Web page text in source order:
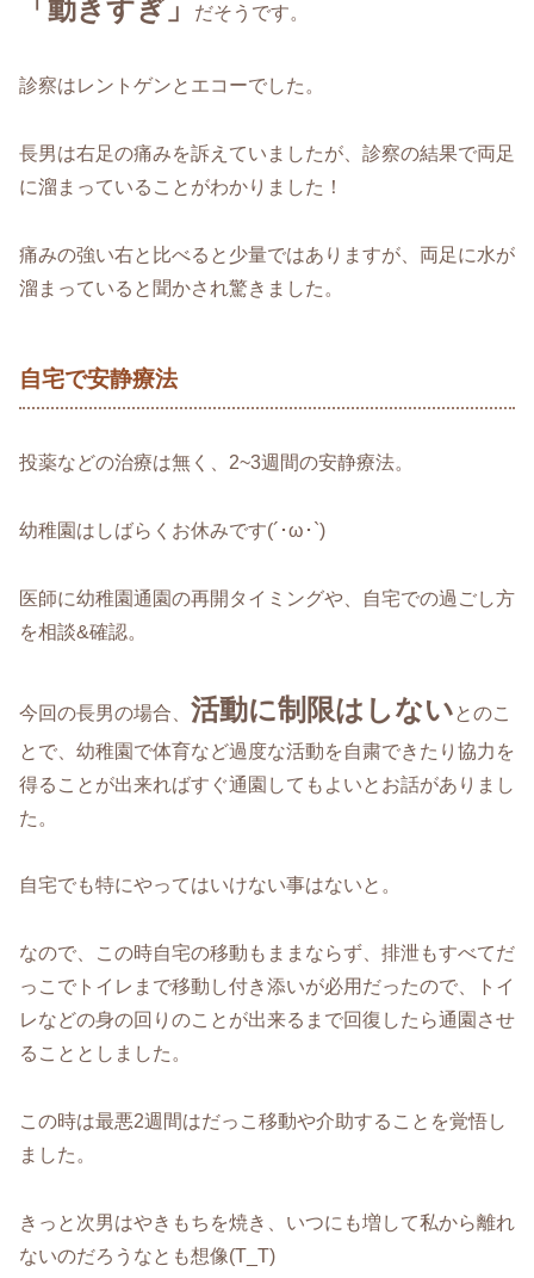
「動きすぎ」 だそうです。
診察はレントゲンとエコーでした。
長男は右足の痛みを訴えていましたが、診察の結果で両足
に溜まっていることがわかりました！
痛みの強い右と比べると少量ではありますが、両足に水が
溜まっていると聞かされ驚きました。
自宅で安静療法
投薬などの治療は無く、2~3週間の安静療法。
幼稚園はしばらくお休みです(´･ω･`)
医師に幼稚園通園の再開タイミングや、自宅での過ごし方
を相談&確認。
今回の長男の場合、 活動に制限はしないとのこ
とで、幼稚園で体育など過度な活動を自粛できたり協力を
得ることが出来ればすぐ通園してもよいとお話がありまし
た。
自宅でも特にやってはいけない事はないと。
なので、この時自宅の移動もままならず、排泄もすべてだ
っこでトイレまで移動し付き添いが必用だったので、トイ
レなどの身の回りのことが出来るまで回復したら通園させ
ることとしました。
この時は最悪2週間はだっこ移動や介助することを覚悟し
ました。
きっと次男はやきもちを焼き、いつにも増して私から離れ
ないのだろうなとも想像(T_T)